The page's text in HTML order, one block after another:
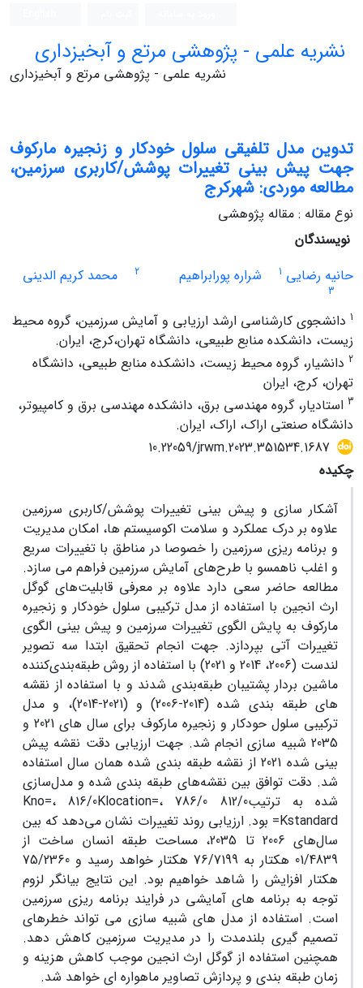
نشریه علمی - پژوهشی مرتع و آبخیزداری
نشریه علمی - پژوهشی مرتع و آبخیزداری
تدوین مدل تلفیقی سلول خودکار و زنجیره مارکوف
جهت پیش بینی تغییرات پوشش/کاربری سرزمین،
مطالعه موردی: شهرکرج
نوع مقاله : مقاله پژوهشی
نویسندگان
حانیه رضایی 1 شراره پورابراهیم 2 محمد کریم الدینی
3
1 دانشجوی کارشناسی ارشد ارزیابی و آمایش سرزمین، گروه محیط
زیست، دانشکده منابع طبیعی، دانشگاه تهران،کرج، ایران.
2 دانشیار، گروه محیط زیست، دانشکده منابع طبیعی، دانشگاه
تهران، کرج، ایران
3 استادیار، گروه مهندسی برق، دانشکده مهندسی برق و کامپیوتر،
دانشگاه صنعتی اراک، اراک، ایران.
10.22059/jrwm.2023.351534.1687
چکیده
آشکار سازی و پیش بینی تغییرات پوشش/کاربری سرزمین
علاوه بر درک عملکرد و سلامت اکوسیستم ها، امکان مدیریت
و برنامه ریزی سرزمین را خصوصا در مناطق با تغییرات سریع
و اغلب ناهمسو با طرح‌های آمایش سرزمین فراهم می سازد.
مطالعه حاضر سعی دارد علاوه بر معرفی قابلیت‌های گوگل
ارث انجین با استفاده از مدل ترکیبی سلول خودکار و زنجیره
مارکوف به پایش الگوی تغییرات سرزمین و پیش بینی الگوی
تغییرات آتی بپردازد. جهت انجام تحقیق ابتدا سه تصویر
لندست (2006، 2014 و 2021) با استفاده از روش طبقه‌بندی‌کننده
ماشین بردار پشتیبان طبقه‌بندی شدند و با استفاده از نقشه
های طبقه بندی شده (2014-2006) و (2021-2014)، و مدل
ترکیبی سلول حودکار و زنجیره مارکوف برای سال های 2021 و
2035 شبیه سازی انجام شد. جهت ارزیابی دقت نقشه پیش
بینی شده 2021 از نقشه طبقه بندی شده همان سال استفاده
شد. دقت توافق بین نقشه‌های طبقه بندی شده و مدل‌سازی
شده به ترتیب812/0 Kno=، 816/0Klocation=، 786/0
Kstandard= بود. ارزیابی روند تغییرات نشان می‌دهد که بین
سال‌های 2006 تا 2035، مساحت طبقه انسان ساخت از
01/4839 هکتار به 76/7199 هکتار خواهد رسید و 75/2360
هکتار افزایش را شاهد خواهیم بود. این نتایج بیانگر لزوم
توجه به برنامه های آمایشی در فرایند برنامه ریزی سرزمین
است. استفاده از مدل های شبیه سازی می تواند خطرهای
تصمیم گیری بلندمدت را در مدیریت سرزمین کاهش دهد.
همچنین استفاده از گوگل ارث انجین موجب کاهش هزینه و
زمان طبقه بندی و پردازش تصاویر ماهواره ای خواهد شد.